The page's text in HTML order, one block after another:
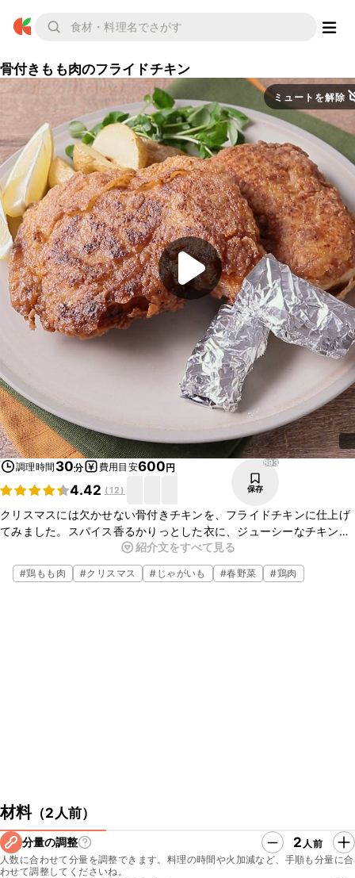
骨付きもも肉のフライドチキン
ミュートを解除
調理時間 30分 費用目安600円
4.42 (12)
893
保存
クリスマスには欠かせない骨付きチキンを、フライドチキンに仕上げ
てみました。スパイス香るかりっとした衣に、ジューシーなチキンの
旨味が美味しいです。華やかな一品ですので、おもてなしやパー
ティーの一品に、是非お試しくださいね。
紹介文をすべて見る
#鶏もも肉 #クリスマス # じゃがいも #春野菜 #鶏肉
材料（2人前）
分量の調整 2 人前
人数に合わせて分量を調整できます。料理の時間や火加減など、手順も分量に合
わせて調整してくださいね。